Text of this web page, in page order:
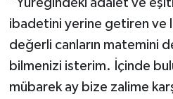
“Yüreğindeki adalet ve
ibadetini yerine getiren ve
değerli canların matemini
bilmenizi isterim. İçinde
mübarek ay bize zalime